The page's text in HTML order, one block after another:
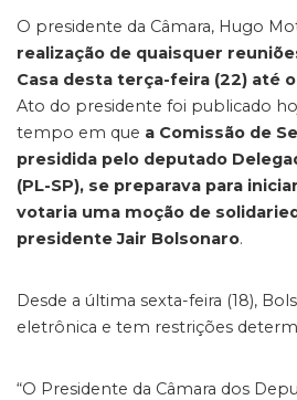
O presidente da Câmara, Hugo
realização de quaisquer
Casa desta terça-feira (22) até
Ato do presidente foi publicado
tempo em que a Comissão de
presidida pelo deputado
(PL-SP), se preparava para
votaria uma moção de
presidente Jair Bolsonaro.
Desde a última sexta-feira (18),
eletrônica e tem restrições
“O Presidente da Câmara dos